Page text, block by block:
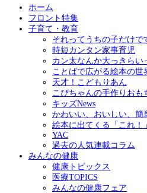
ホーム
フロント特集
子育て・教育
それってうちの子だけで
時短カンタン家事育児
カン太なんか大っきらい
ことばで広がる絵本の世
天才！こどもりあん
こぴちゃんの手作りおも
キッズNews
かわいい、おいしい、簡
絵本に出てくる「これ！
YAC
過去の人気連載コラム
みんなの健康
健康トピックス
医療TOPICS
みんなの健康フェア